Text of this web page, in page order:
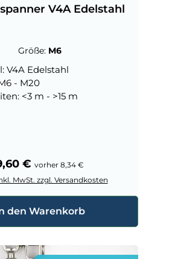
V4A Edelstahl
Größe: M6
V4A Edelstahl
- M20
<3 m - >15 m
Preis:
€ vorher 8,34 €
MwSt. zzgl. Versandkosten
den Warenkorb